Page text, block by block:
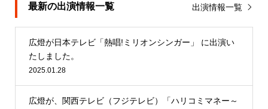
最新の出演情報一覧 出演情報一覧
広燈が日本テレビ「熱唱!ミリオンシンガー」 に出演い
たしました。
2025.01.28
広燈が、関西テレビ（フジテレビ）「ハリコミマネー～